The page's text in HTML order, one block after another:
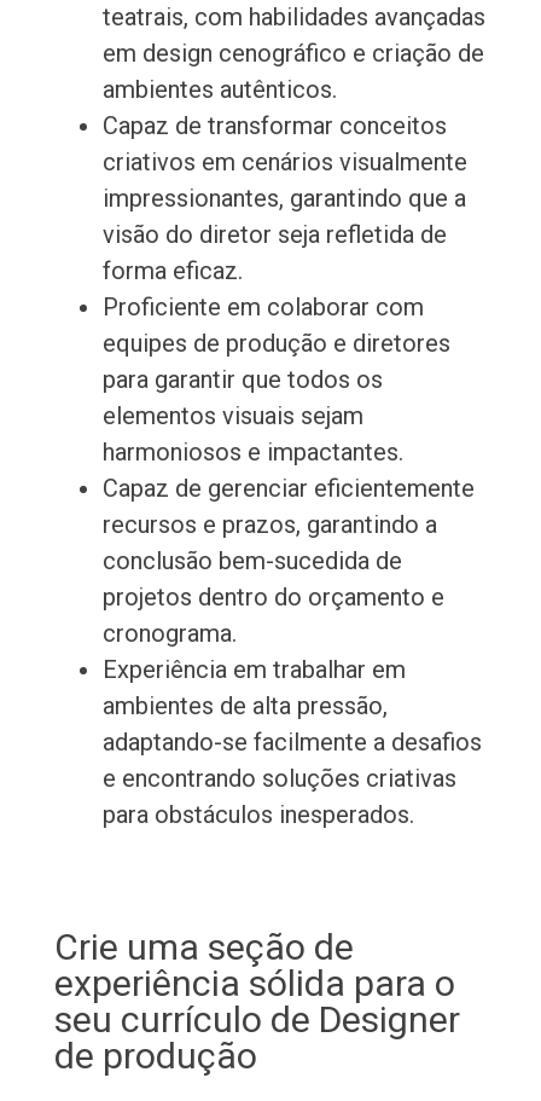
teatrais, com habilidades avançadas
em design cenográfico e criação de
ambientes autênticos.
Capaz de transformar conceitos
criativos em cenários visualmente
impressionantes, garantindo que a
visão do diretor seja refletida de
forma eficaz.
Proficiente em colaborar com
equipes de produção e diretores
para garantir que todos os
elementos visuais sejam
harmoniosos e impactantes.
Capaz de gerenciar eficientemente
recursos e prazos, garantindo a
conclusão bem-sucedida de
projetos dentro do orçamento e
cronograma.
Experiência em trabalhar em
ambientes de alta pressão,
adaptando-se facilmente a desafios
e encontrando soluções criativas
para obstáculos inesperados.
Crie uma seção de
experiência sólida para o
seu currículo de Designer
de produção